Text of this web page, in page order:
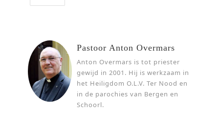
Pastoor Anton Overmars
Anton Overmars is tot priester
gewijd in 2001. Hij is werkzaam in
het Heiligdom O.L.V. Ter Nood en
in de parochies van Bergen en
Schoorl.